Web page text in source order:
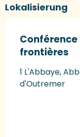
Lokalisierung
Conférence
frontières
1 L'Abbaye,
d'Outremer